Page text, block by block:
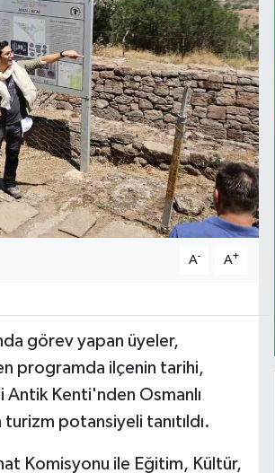
A- A+
görev yapan üyeler,
programda ilçenin tarihi,
Kenti'nden Osmanlı
potansiyeli tanıtıldı.
Komisyonu ile Eğitim, Kültür,